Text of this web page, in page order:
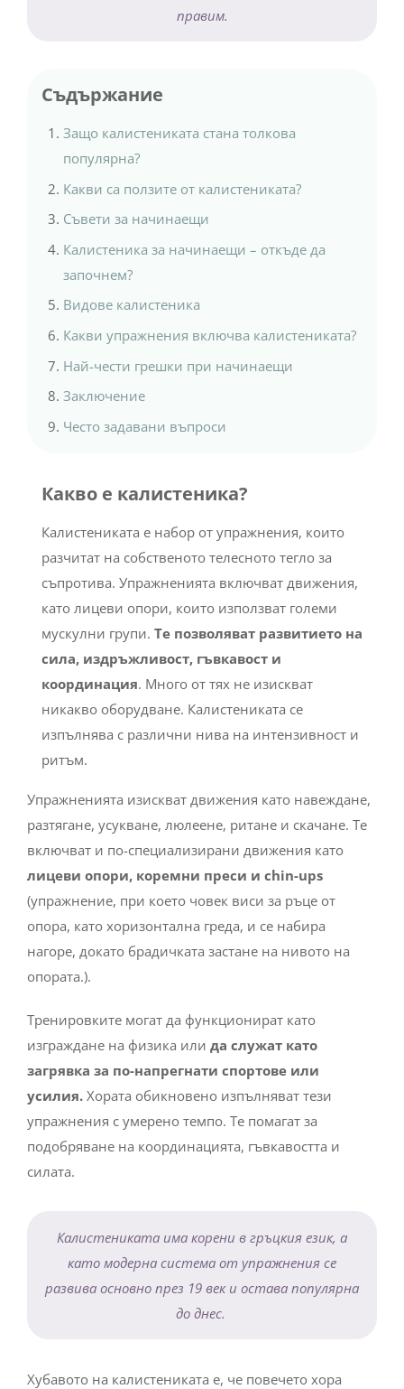
правим.
Съдържание
Защо калистениката стана толкова
популярна?
Какви са ползите от калистениката?
Съвети за начинаещи
Калистеника за начинаещи – откъде да
започнем?
Видове калистеника
Какви упражнения включва калистениката?
Най-чести грешки при начинаещи
Заключение
Често задавани въпроси
Какво е калистеника?
Калистениката е набор от упражнения, които
разчитат на собственото телесното тегло за
съпротива. Упражненията включват движения,
като лицеви опори, които използват големи
мускулни групи. Те позволяват развитието на
сила, издръжливост, гъвкавост и
координация. Много от тях не изискват
никакво оборудване. Калистениката се
изпълнява с различни нива на интензивност и
ритъм.
Упражненията изискват движения като навеждане,
разтягане, усукване, люлеене, ритане и скачане. Те
включват и по-специализирани движения като
лицеви опори, коремни преси и chin-ups
(упражнение, при което човек виси за ръце от
опора, като хоризонтална греда, и се набира
нагоре, докато брадичката застане на нивото на
опората.).
Тренировките могат да функционират като
изграждане на физика или да служат като
загрявка за по-напрегнати спортове или
усилия.Хората обикновено изпълняват тези
упражнения с умерено темпо. Те помагат за
подобряване на координацията, гъвкавостта и
силата.
Калистениката има корени в гръцкия език, а
като модерна система от упражнения се
развива основно през 19 век и остава популярна
до днес.
Хубавото на калистениката е, че повечето хора